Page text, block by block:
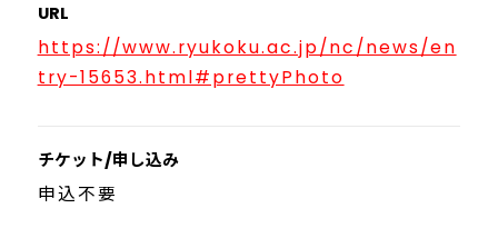
URL
https://www.ryukoku.ac.jp/nc/news/en
try-15653.html#prettyPhoto
チケット/申し込み
申込不要